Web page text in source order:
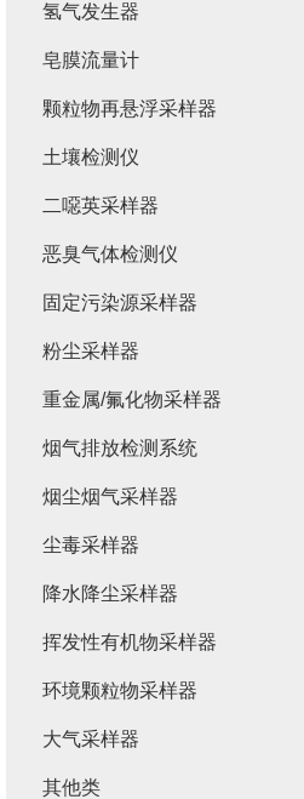
氢气发生器
皂膜流量计
颗粒物再悬浮采样器
土壤检测仪
二噁英采样器
恶臭气体检测仪
固定污染源采样器
粉尘采样器
重金属/氟化物采样器
烟气排放检测系统
烟尘烟气采样器
尘毒采样器
降水降尘采样器
挥发性有机物采样器
环境颗粒物采样器
大气采样器
其他类